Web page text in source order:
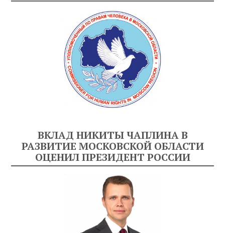
ВКЛАД НИКИТЫ ЧАПЛИНА В
РАЗВИТИЕ МОСКОВСКОЙ ОБЛАСТИ
ОЦЕНИЛ ПРЕЗИДЕНТ РОССИИ